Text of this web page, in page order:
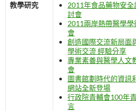
教學研究
2011年食品藥物安
討會
2011兩岸熱帶醫學
會
創造國際交流新局面
學術交流 經驗分享
專業素養與醫學人文
會
圖書館劃時代的資訊
網站全新登場
行政院青輔會100年
言